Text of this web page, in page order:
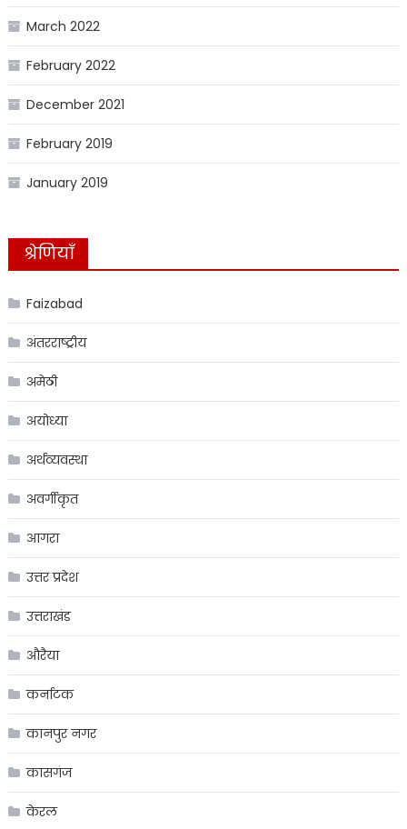
March 2022
February 2022
December 2021
February 2019
January 2019
श्रेणियाँ
Faizabad
अंतरराष्ट्रीय
अमेठी
अयोध्या
अर्थव्यवस्था
अवर्गीकृत
आगरा
उत्तर प्रदेश
उत्तराखंड
औरैया
कर्नाटक
कानपुर नगर
कासगंज
केरल